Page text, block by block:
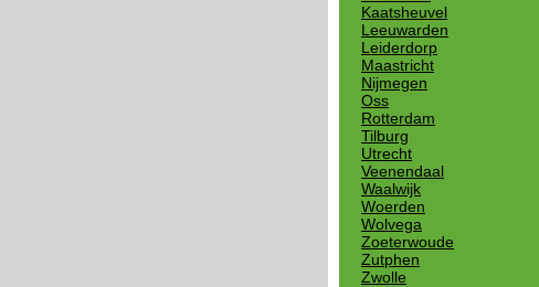
Kaatsheuvel
Leeuwarden
Leiderdorp
Maastricht
Nijmegen
Oss
Rotterdam
Tilburg
Utrecht
Veenendaal
Waalwijk
Woerden
Wolvega
Zoeterwoude
Zutphen
Zwolle